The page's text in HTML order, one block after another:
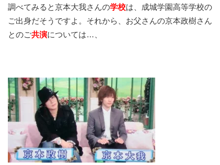
調べてみると京本大我さんの学校は、成城学園高等学校の
ご出身だそうですよ。 それから、お父さんの京本政樹さん
とのご共演については…